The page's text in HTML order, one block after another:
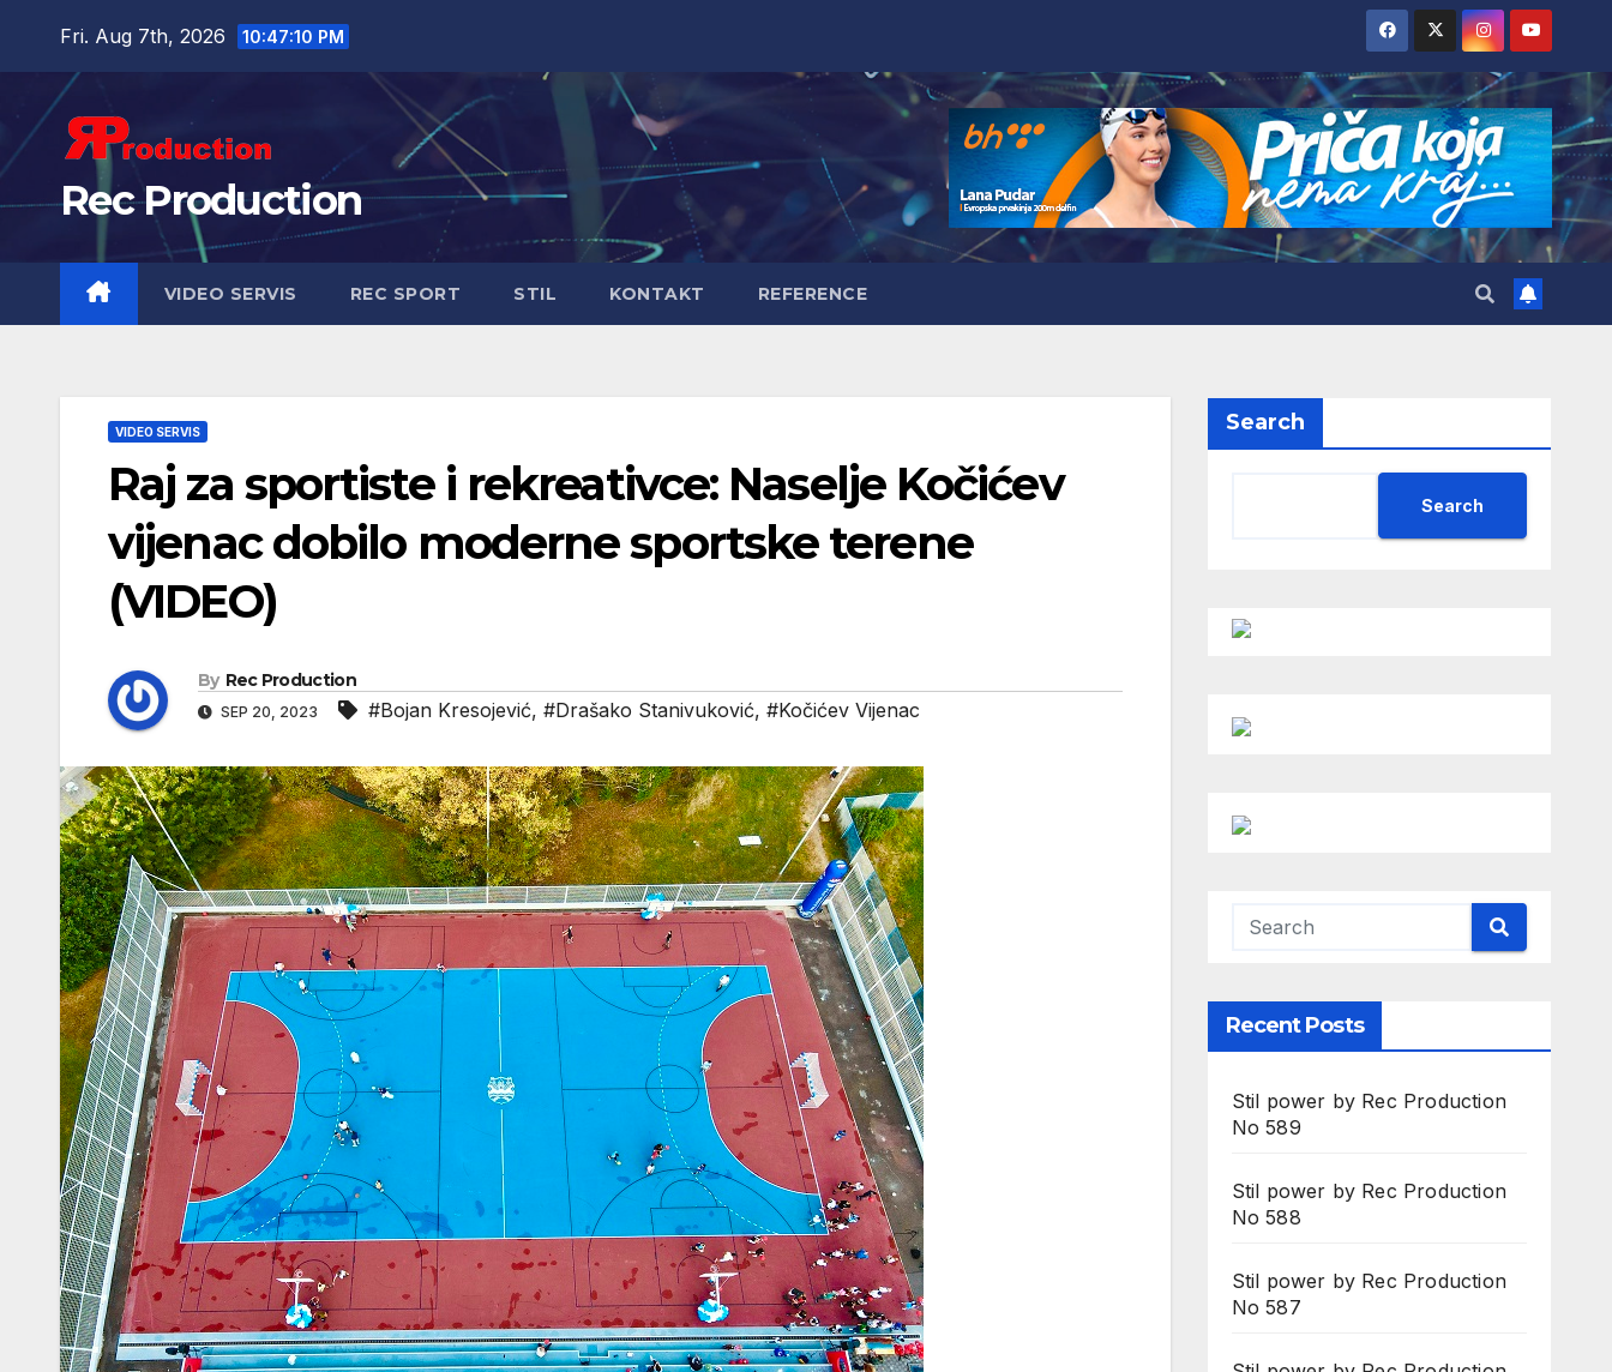
Fri. Aug 7th, 2026 10:47:11 PM
Rec Production
VIDEO SERVIS REC SPORT STIL KONTAKT REFERENCE
VIDEO SERVIS
Raj za sportiste i rekreativce: Naselje Kočićev
vijenac dobilo moderne sportske terene
(VIDEO)
By Rec Production
SEP 20, 2023 #Bojan Kresojević, #Drašako Stanivuković, #Kočićev Vijenac
Search
Search
Recent Posts
Stil power by Rec Production
No 589
Stil power by Rec Production
No 588
Stil power by Rec Production
No 587